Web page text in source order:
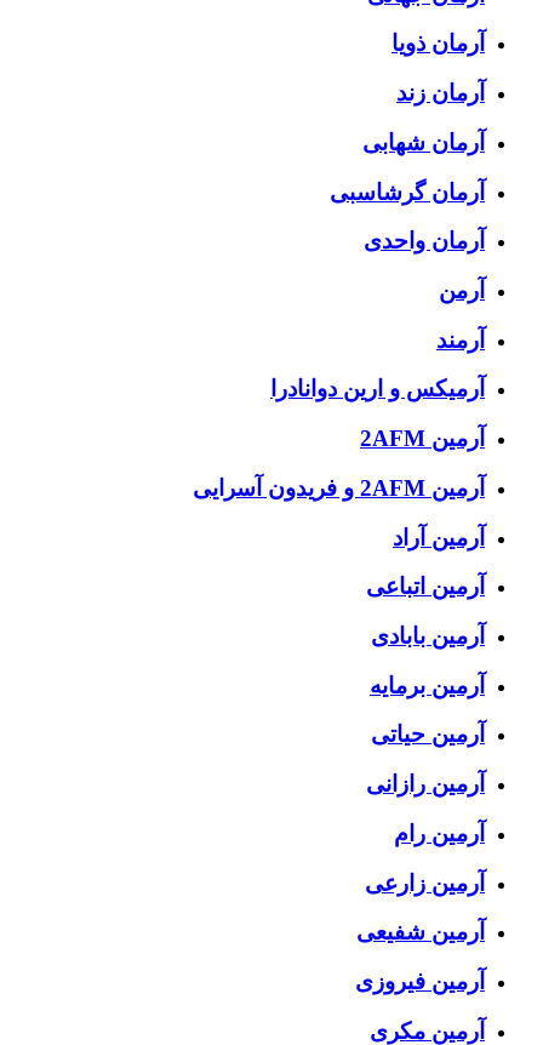
آرمان ذویا
آرمان زند
آرمان شهابی
آرمان گرشاسبی
آرمان واحدی
آرمن
آرمند
آرمیکس و ارین دوانادرا
آرمین 2AFM
آرمین 2AFM و فریدون آسرایی
آرمین آراد
آرمین اتباعی
آرمین بابادی
آرمین برمایه
آرمین حیاتی
آرمین رازانی
آرمین رام
آرمین زارعی
آرمین شفیعی
آرمین فیروزی
آرمین مکری